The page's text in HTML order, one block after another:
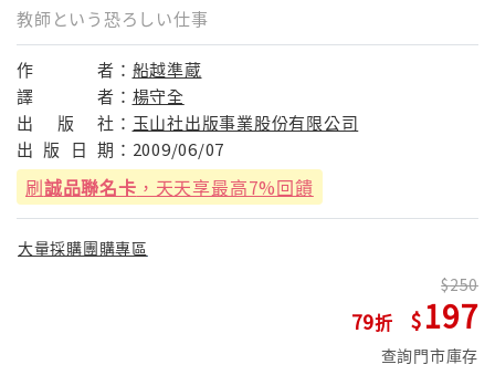
教師という恐ろしい仕事
作 者： 船越準蔵
譯
者： 楊守全
出
版 社： 玉山社出版事業股份有限公司
出 版 日 期： 2009/06/07
刷誠品聯名卡 ，天天享最高7%回饋
大量採購團購專區
79
250
197
查詢門市庫存